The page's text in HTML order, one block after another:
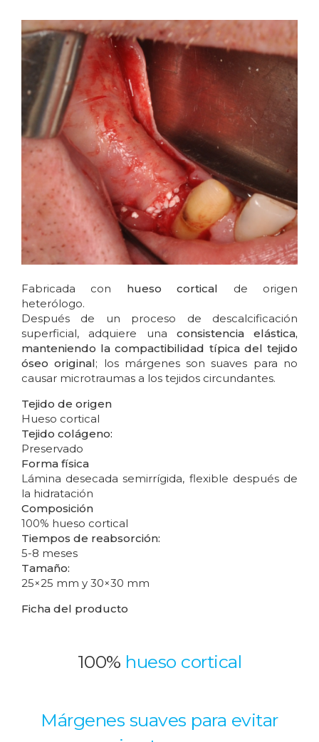
Fabricada con hueso cortical de origen
heterólogo.
Después de un proceso de descalcificación
superficial, adquiere una consistencia elástica,
manteniendo la compactibilidad típica del tejido
óseo original; los márgenes son suaves para no
causar microtraumas a los tejidos circundantes.
Tejido de origen
Hueso cortical
Tejido colágeno:
Preservado
Forma física
Lámina desecada semirrígida, flexible después de
la hidratación
Composición
100% hueso cortical
Tiempos de reabsorción:
5-8 meses
Tamaño:
25×25 mm y 30×30 mm
Ficha del producto
100% hueso cortical
Márgenes suaves para evitar